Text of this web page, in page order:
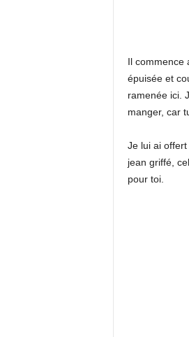
Il commence
épuisée et
ramenée ici.
manger, car
Je lui ai
jean griffé,
pour toi.